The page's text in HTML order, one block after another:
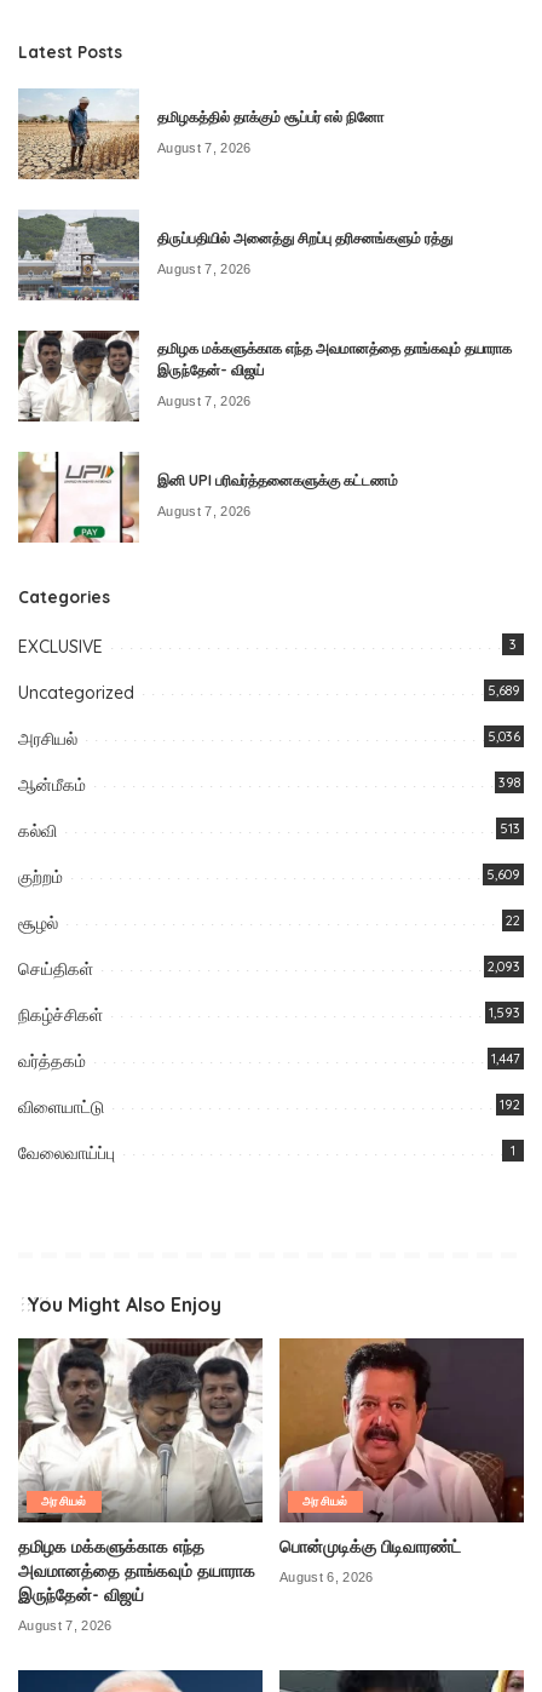
Latest Posts
தமிழகத்தில் தாக்கும் சூப்பர் எல் நினோ
August 7, 2026
திருப்பதியில் அனைத்து சிறப்பு தரிசனங்களும் ரத்து
August 7, 2026
தமிழக மக்களுக்காக எந்த அவமானத்தை தாங்கவும் தயாராக
இருந்தேன்- விஜய்
August 7, 2026
இனி UPI பரிவர்த்தனைகளுக்கு கட்டணம்
August 7, 2026
Categories
EXCLUSIVE 3
Uncategorized 5,689
அரசியல் 5,036
ஆன்மீகம் 398
கல்வி 513
குற்றம் 5,609
சூழல் 22
செய்திகள் 2,093
நிகழ்ச்சிகள் 1,593
வர்த்தகம் 1,447
விளையாட்டு 192
வேலைவாய்ப்பு 1
You Might Also Enjoy
அரசியல்
தமிழக மக்களுக்காக எந்த
அவமானத்தை தாங்கவும் தயாராக
இருந்தேன்- விஜய்
August 7, 2026
அரசியல்
பொன்முடிக்கு பிடிவாரண்ட்
August 6, 2026